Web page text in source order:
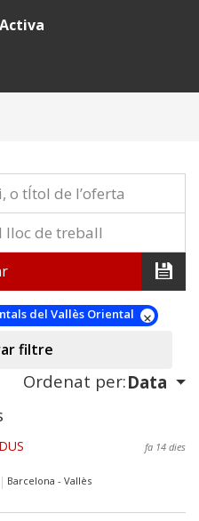
del Vallès Oriental
filtre
Ordenat per:Data
fa 14 dies
Barcelona - Vallès